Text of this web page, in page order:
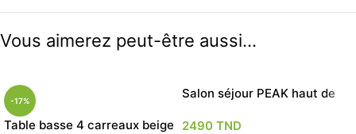
Vous aimerez peut-être aussi…
-17%
Table basse 4 carreaux beige
Salon séjour PEAK haut de
2490 TND